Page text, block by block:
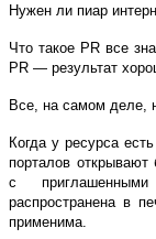
Нужен ли пиар
Что такое PR все
PR ― результат
Все, на самом деле,
Когда у ресурса
порталов
с
распространена в
применима.